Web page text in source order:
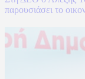
παρουσιάσει το